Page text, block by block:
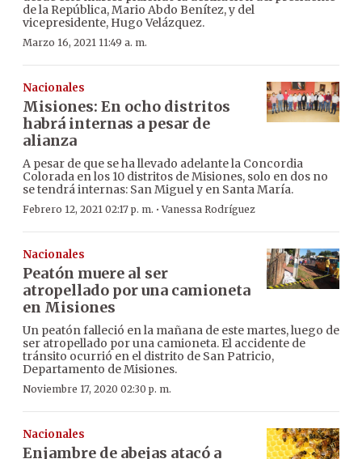
de la República, Mario Abdo Benítez, y del
vicepresidente, Hugo Velázquez.
Marzo 16, 2021 11:49 a. m.
Nacionales
Misiones: En ocho distritos
habrá internas a pesar de
alianza
A pesar de que se ha llevado adelante la Concordia
Colorada en los 10 distritos de Misiones, solo en dos no
se tendrá internas: San Miguel y en Santa María.
Febrero 12, 2021 02:17 p. m. ·Vanessa Rodríguez
Nacionales
Peatón muere al ser
atropellado por una camioneta
en Misiones
Un peatón falleció en la mañana de este martes, luego de
ser atropellado por una camioneta. El accidente de
tránsito ocurrió en el distrito de San Patricio,
Departamento de Misiones.
Noviembre 17, 2020 02:30 p. m.
Nacionales
Enjambre de abejas atacó a